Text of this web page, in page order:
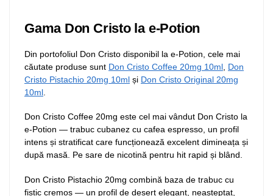
Gama Don Cristo la e-Potion
Din portofoliul Don Cristo disponibil la e-Potion, cele mai
căutate produse sunt Don Cristo Coffee 20mg 10ml Don
Cristo Pistachio 20mg 10ml și Don Cristo Original 20mg
10ml
Don Cristo Coffee 20mg este cel mai vândut Don Cristo la
e-Potion — trabuc cubanez cu cafea espresso, un profil
intens și stratificat care funcționează excelent dimineața și
după masă. Pe sare de nicotină pentru hit rapid și blând.
Don Cristo Pistachio 20mg combină baza de trabuc cu
fistic cremos — un profil de desert elegant, neașteptat,